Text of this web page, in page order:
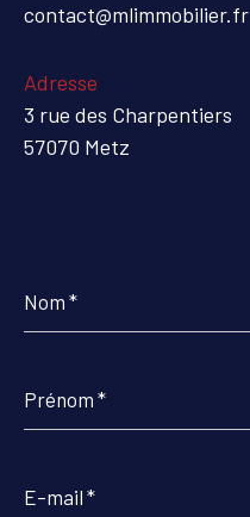
contact@mlimmobilier.fr
Adresse
3 rue des Charpentiers
57070 Metz
*
*
mail